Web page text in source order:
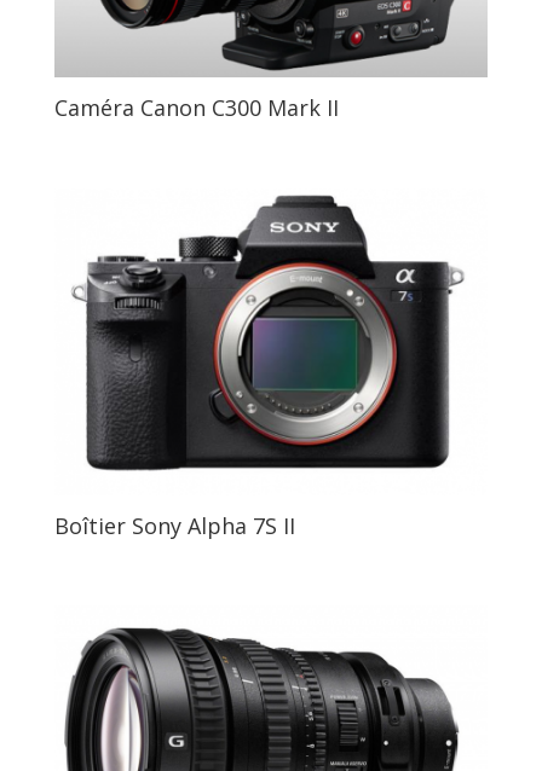
Caméra Canon C300 Mark II
Boîtier Sony Alpha 7S II